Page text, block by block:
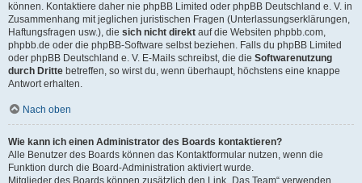
können. Kontaktiere daher nie phpBB Limited oder phpBB Deutschland e. V. in
Zusammenhang mit jeglichen juristischen Fragen (Unterlassungserklärungen,
Haftungsfragen usw.), die sich nicht direkt auf die Websiten phpbb.com,
phpbb.de oder die phpBB-Software selbst beziehen. Falls du phpBB Limited
oder phpBB Deutschland e. V. E-Mails schreibst, die die Softwarenutzung
durch Dritte betreffen, so wirst du, wenn überhaupt, höchstens eine knappe
Antwort erhalten.
Nach oben
Wie kann ich einen Administrator des Boards kontaktieren?
Alle Benutzer des Boards können das Kontaktformular nutzen, wenn die
Funktion durch die Board-Administration aktiviert wurde.
Mitglieder des Boards können zusätzlich den Link „Das Team“ verwenden.